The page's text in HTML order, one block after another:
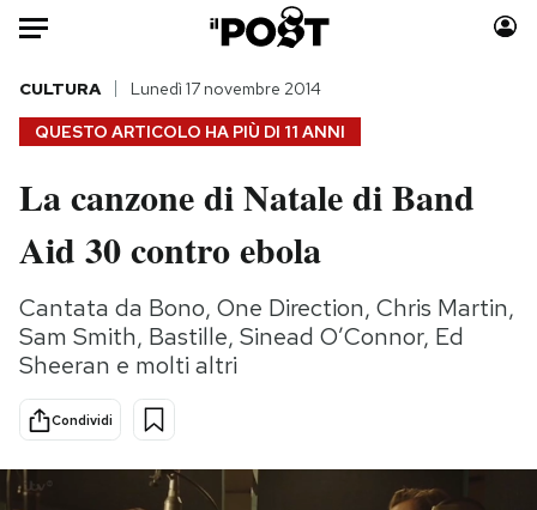
Auto
HOME
Italia
Politica
Tecnologia
Internet
Scienza
Cultura
Economia
Moda
Consumismi
Storie/Idee
Ok Boomer!
QUESTO ARTICOLO HA PIÙ DI 11 ANNI
CULTURA Lunedì 17 novembre 2014
La canzone di Natale di Band
Aid 30 contro ebola
Cantata da Bono, One Direction, Chris Martin,
Sam Smith, Bastille, Sinead O’Connor, Ed
Sheeran e molti altri
Condividi